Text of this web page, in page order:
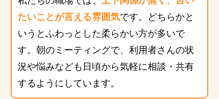
たいことが言える雰囲気です。どちらかと
いうとふわっとした柔らかい方が多いで
す。朝のミーティングで、利用者さんの状
況や悩みなども日頃から気軽に相談・共有
するようにしています。